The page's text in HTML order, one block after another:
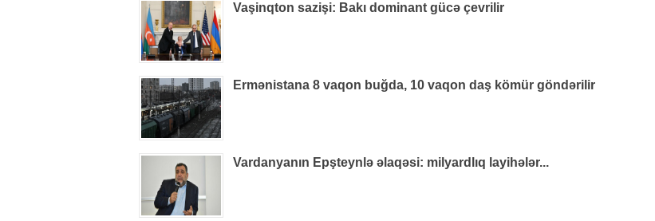
Vaşinqton sazişi: Bakı dominant gücə çevrilir
Ermənistana 8 vaqon buğda, 10 vaqon daş kömür göndərilir
Vardanyanın Epşteynlə əlaqəsi: milyardlıq layihələr...